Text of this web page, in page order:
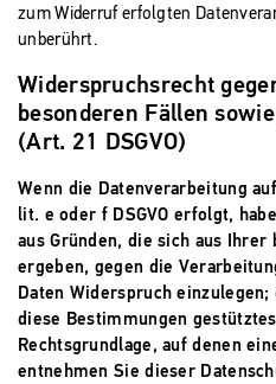
zum Widerruf erfolgten
unberührt.
Widerspruchsrecht
besonderen Fällen
(Art. 21 DSGVO)
Wenn die Datenverarbeitung
lit. e oder f DSGVO erfolgt,
aus Gründen, die sich aus Ihrer
ergeben, gegen die
Daten Widerspruch
diese Bestimmungen
Rechtsgrundlage, auf denen
entnehmen Sie dieser